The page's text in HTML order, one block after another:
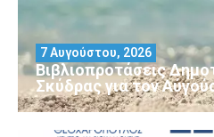
Βιβλιοπροτάσεις
Σκύδρας για τον
7 Αυγούστου, 2026